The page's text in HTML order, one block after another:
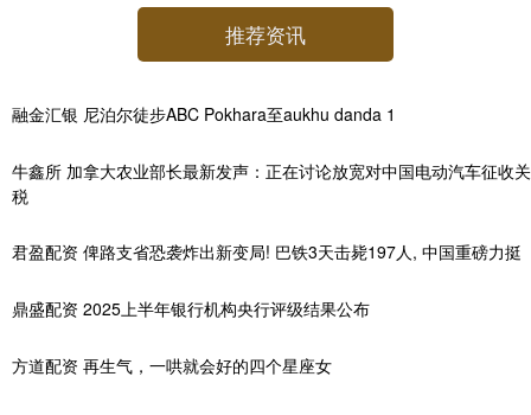
推荐资讯
融金汇银 尼泊尔徒步ABC Pokhara至aukhu danda 1
牛鑫所 加拿大农业部长最新发声：正在讨论放宽对中国电动汽车征收关
税
君盈配资 俾路支省恐袭炸出新变局! 巴铁3天击毙197人, 中国重磅力挺
鼎盛配资 2025上半年银行机构央行评级结果公布
方道配资 再生气，一哄就会好的四个星座女